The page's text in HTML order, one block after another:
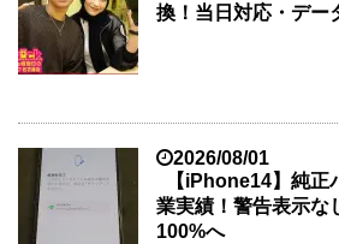
換！当日対応・デー
2026/08/01
【iPhone14】純正
業実績！警告表示な
100%へ